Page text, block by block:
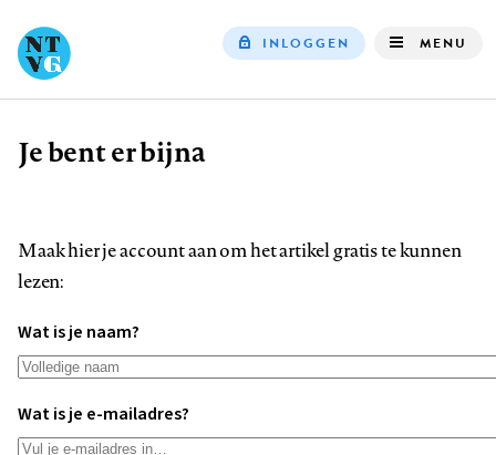
INLOGGEN MENU
Kruimelpad
Je bent er bijna
Maak hier je account aan om het artikel gratis te kunnen
lezen:
Wat is je naam?
Wat is je e-mailadres?